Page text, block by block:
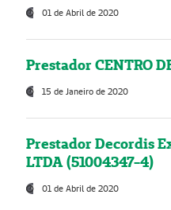
01 de Abril de 2020
Prestador CENTRO
15 de Janeiro de 2020
Prestador Decordis
LTDA (51004347-4)
01 de Abril de 2020